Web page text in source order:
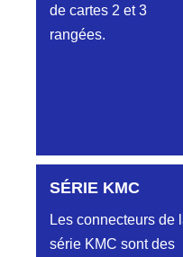
fiches simple
rangée.
flottant »
Aucune pièce
PROFILS
HM
de cartes 2 et 3
rangées.
Aucune pièce
SÉRIE KMC
Les connecteurs de
série KMC sont des